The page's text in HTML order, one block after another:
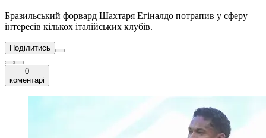
Бразильський форвард Шахтаря Егіналдо потрапив у сферу
інтересів кількох італійських клубів.
Поділитись
0
коментарі